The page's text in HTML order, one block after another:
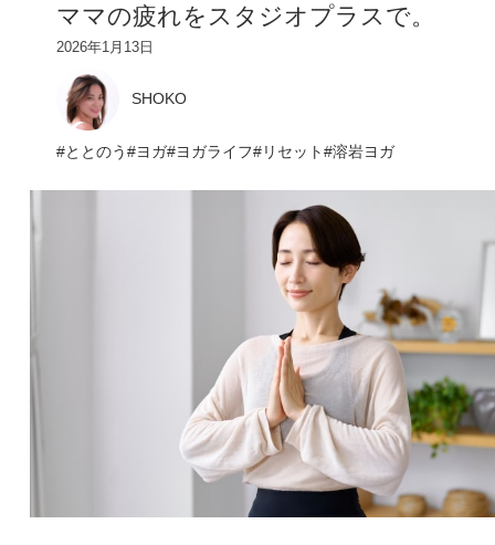
ママの疲れをスタジオプラスで。
2026年1月13日
SHOKO
ととのう ヨガ ヨガライフ リセット 溶岩ヨガ